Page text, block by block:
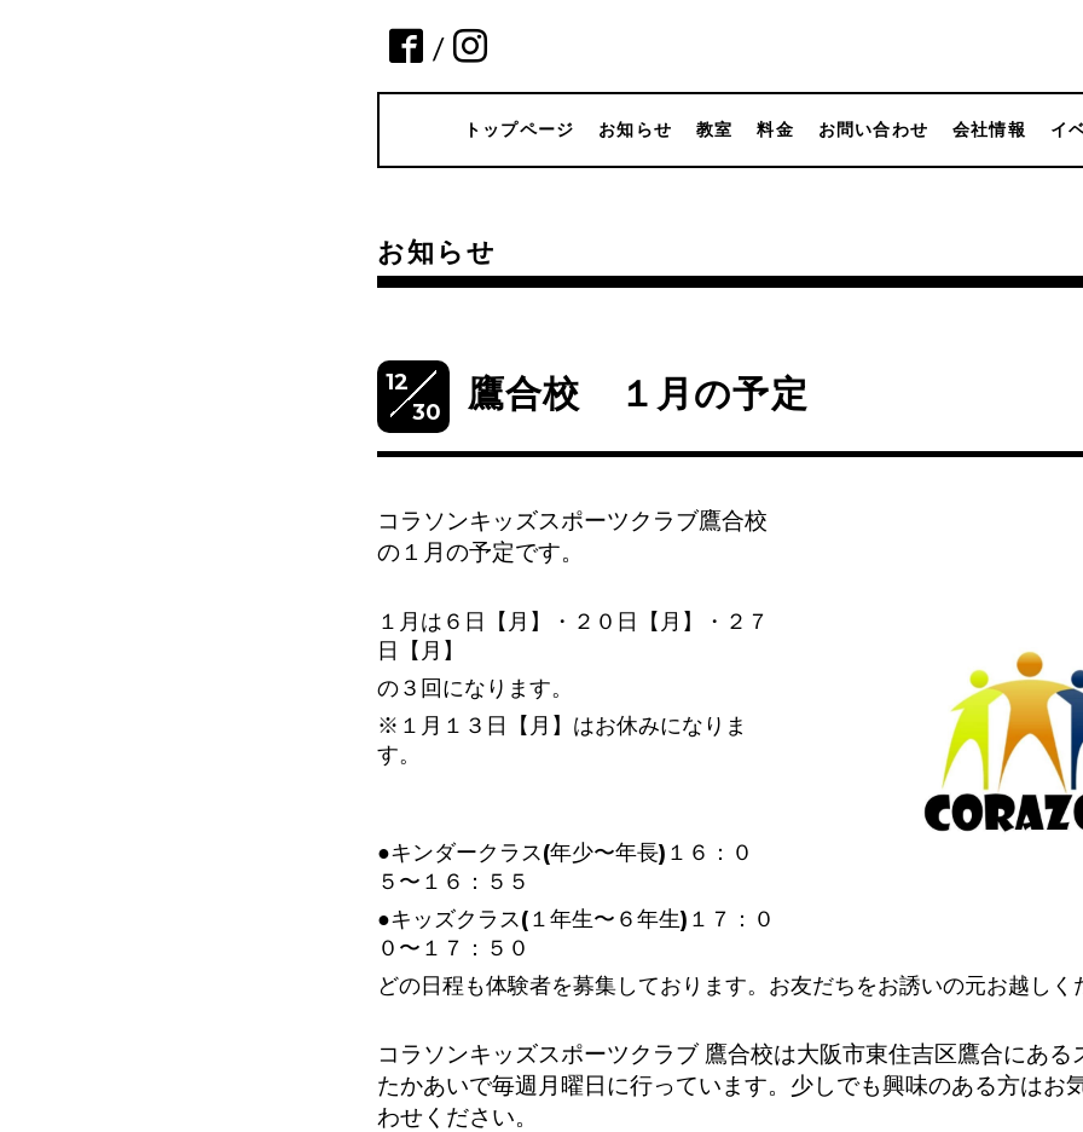
/
トップページ お知らせ 教室 料金 お問い合わせ 会社情報 イ
お知らせ
12
30
鷹合校 １月の予定
コラソンキッズスポーツクラブ鷹合校
の１ 月の予定です。
１月は６日【月】・２０日【月】・２７
日【月】
の３回になります。
※１月１３日【月】はお休みになりま
す。
●キンダークラス(年少〜年長)１６：０
５〜１６：５５
●キッズクラス(１年生〜６年生)１７：０
０〜１７：５０
どの日程も体験者を募集しております。お友だちをお誘いの元お越しく
コラソンキッズスポーツクラブ 鷹合校は大阪市東住吉区鷹合にある
たかあいで毎週月曜日に行っています。少しでも興味のある方はお
わせください。